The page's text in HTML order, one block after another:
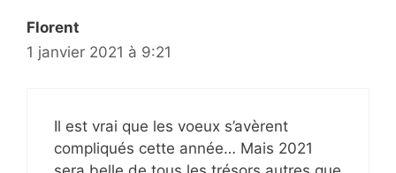
Florent
1 janvier 2021 à 9:21
Il est vrai que les voeux s’avèrent
compliqués cette année… Mais 2021